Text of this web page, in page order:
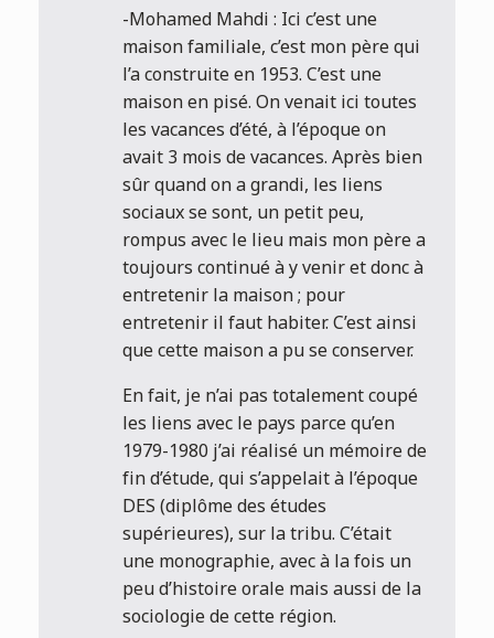
-Mohamed Mahdi : Ici c’est une
maison familiale, c’est mon père qui
l’a construite en 1953. C’est une
maison en pisé. On venait ici toutes
les vacances d’été, à l’époque on
avait 3 mois de vacances. Après bien
sûr quand on a grandi, les liens
sociaux se sont, un petit peu,
rompus avec le lieu mais mon père a
toujours continué à y venir et donc à
entretenir la maison ; pour
entretenir il faut habiter. C’est ainsi
que cette maison a pu se conserver.
En fait, je n’ai pas totalement coupé
les liens avec le pays parce qu’en
1979-1980 j’ai réalisé un mémoire de
fin d’étude, qui s’appelait à l’époque
DES (diplôme des études
supérieures), sur la tribu. C’était
une monographie, avec à la fois un
peu d’histoire orale mais aussi de la
sociologie de cette région.